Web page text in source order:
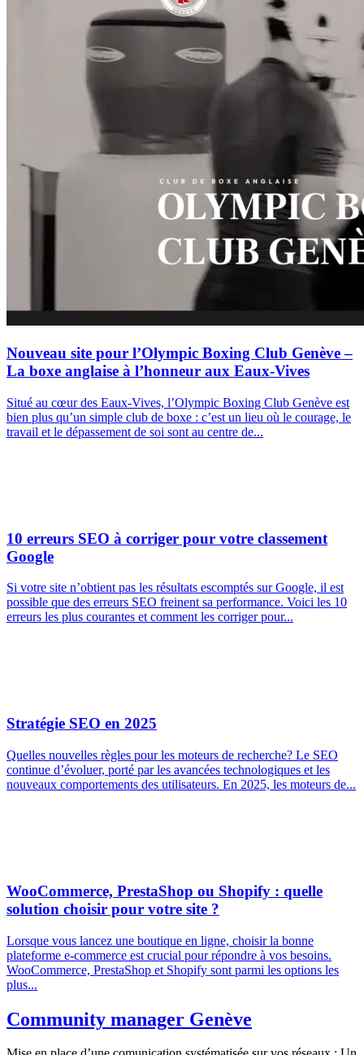
Nouveau site pour l’Olympic Boxing Club Genève –
La boxe anglaise à l’honneur aux Eaux-Vives
Situé au cœur des Eaux-Vives, l’Olympic Boxing Club Genève est
bien plus qu’un simple club de boxe : c’est un lieu où le courage, le
travail et le dépassement de soi sont au centre de...
10 erreurs SEO à corriger pour votre classement
Google
Si votre site n’obtient pas les résultats escomptés sur Google, il est
possible que des erreurs SEO freinent sa performance. Voici les 10
erreurs les plus courantes et comment les corriger pour...
Stratégie SEO en 2025
Quelles nouvelles règles pour les moteurs de recherche? Le SEO
continue d’évoluer, porté par les avancées technologiques et les
nouveaux comportements des utilisateurs. En 2025, les moteurs de...
WooCommerce, PrestaShop ou Shopify : quelle
solution choisir pour votre site ?
Lorsque vous lancez une boutique en ligne, choisir la bonne
plateforme e-commerce est crucial pour répondre à vos besoins.
WooCommerce, PrestaShop et Shopify sont parmi les options les
plus...
Community manager Genève